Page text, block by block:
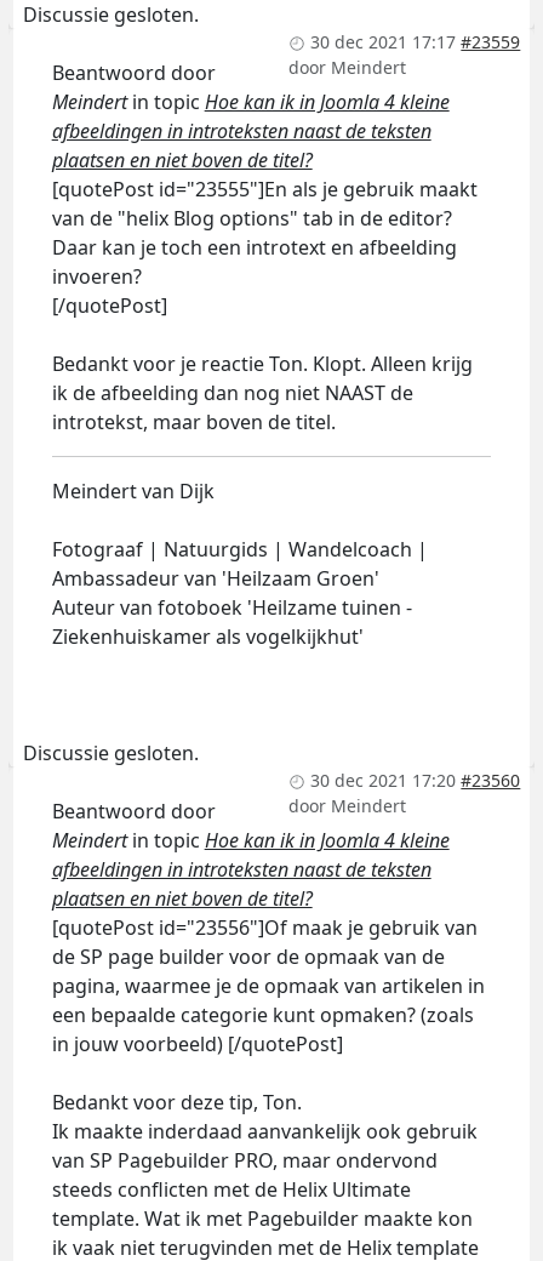
Discussie gesloten.
30 dec 2021 17:17 #23559
door Meindert
Beantwoord door
Meindertin topic Hoe kan ik in Joomla 4 kleine
afbeeldingen in introteksten naast de teksten
plaatsen en niet boven de titel?
[quotePost id="23555"]En als je gebruik maakt
van de "helix Blog options" tab in de editor?
Daar kan je toch een introtext en afbeelding
invoeren?
[/quotePost]
Bedankt voor je reactie Ton. Klopt. Alleen krijg
ik de afbeelding dan nog niet NAAST de
introtekst, maar boven de titel.
Meindert van Dijk
Fotograaf | Natuurgids | Wandelcoach |
Ambassadeur van 'Heilzaam Groen'
Auteur van fotoboek 'Heilzame tuinen -
Ziekenhuiskamer als vogelkijkhut'
Discussie gesloten.
30 dec 2021 17:20 #23560
door Meindert
Beantwoord door
Meindertin topic Hoe kan ik in Joomla 4 kleine
afbeeldingen in introteksten naast de teksten
plaatsen en niet boven de titel?
[quotePost id="23556"]Of maak je gebruik van
de SP page builder voor de opmaak van de
pagina, waarmee je de opmaak van artikelen in
een bepaalde categorie kunt opmaken? (zoals
in jouw voorbeeld) [/quotePost]
Bedankt voor deze tip, Ton.
Ik maakte inderdaad aanvankelijk ook gebruik
van SP Pagebuilder PRO, maar ondervond
steeds conflicten met de Helix Ultimate
template. Wat ik met Pagebuilder maakte kon
ik vaak niet terugvinden met de Helix template